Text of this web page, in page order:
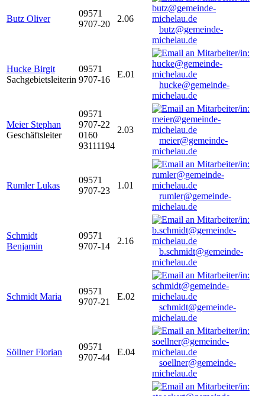
Butz Oliver
09571
9707-20
2.06
butz@gemeinde-
michelau.de
Hucke Birgit
Sachgebietsleiterin
09571
9707-16
E.01
hucke@gemeinde-
michelau.de
Meier Stephan
Geschäftsleiter
09571
9707-22
0160
93111194
2.03
meier@gemeinde-
michelau.de
Rumler Lukas
09571
9707-23
1.01
rumler@gemeinde-
michelau.de
Schmidt
Benjamin
09571
9707-14
2.16
b.schmidt@gemeinde-
michelau.de
Schmidt Maria
09571
9707-21
E.02
schmidt@gemeinde-
michelau.de
Söllner Florian
09571
9707-44
E.04
soellner@gemeinde-
michelau.de